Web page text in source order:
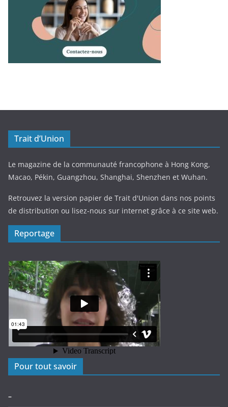
Trait d’Union
Le magazine de la communauté francophone à Hong Kong,
Macao, Pékin, Guangzhou, Shanghai, Shenzhen et Wuhan.
Retrouvez la version papier de Trait d'Union dans nos points
de distribution ou lisez-nous sur internet grâce à ce site web.
Reportage
Pour tout savoir
–